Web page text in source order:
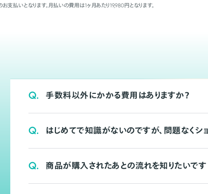
支払いとなります。月払いの費用は1ヶ月あたり19,980円となります。
Q. 手数料以外にかかる費用はありますか？
Q. はじめてで知識がないのですが、問題なくシ
Q. 商品が購入されたあとの流れを知りたいです